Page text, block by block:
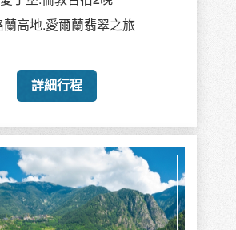
蘭高地.愛爾蘭翡翠之旅
詳細行程